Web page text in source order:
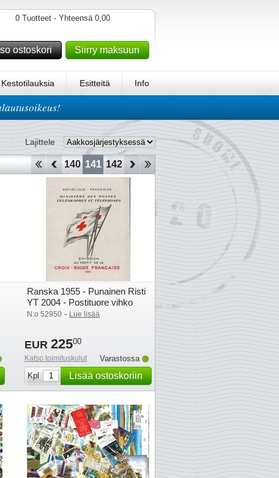
0 Tuotteet - Yhteensä 0,00
ostoskori Siirry maksuun
Kestotilauksia Esitteitä Info
Lajittele
138 139 140 141 142 143 144 147 148
Ranska 1955 - Punainen Risti
YT 2004 - Postituore vihko
N:o 52950 - Lue lisää
EUR 22500
Katso toimituskulut
Varastossa
Kpl
Lisää ostoskoriin